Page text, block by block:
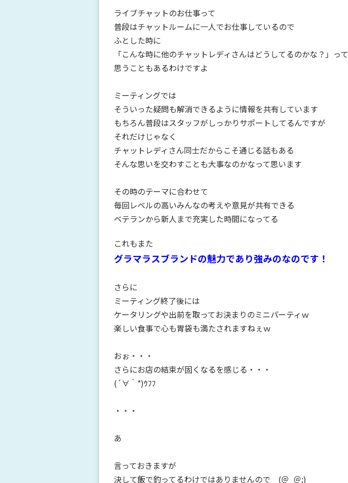
ライブチャットのお仕事って
普段はチャットルームに一人でお仕事しているので
ふとした時に
「こんな時に他のチャットレディさんはどうしてるのかな？」って
思うこともあるわけですよ
ミーティングでは
そういった疑問も解消できるように情報を共有しています
もちろん普段はスタッフがしっかりサポートしてるんですが
それだけじゃなく
チャットレディさん同士だからこそ通じる話もある
そんな思いを交わすことも大事なのかなって思います
その時のテーマに合わせて
毎回レベルの高いみんなの考えや意見が共有できる
ベテランから新人まで充実した時間になってる
これもまた
グラマラスブランドの魅力であり強みのなのです！
さらに
ミーティング終了後には
ケータリングや出前を取ってお決まりのミニパーティｗ
楽しい食事で心も胃袋も満たされますねぇｗ
おぉ・・・
さらにお店の結束が固くなるを感じる・・・
(´∀｀*)ｳﾌﾌ
・・・
あ
言っておきますが
決して飯で釣ってるわけではありませんので (＠_＠;)